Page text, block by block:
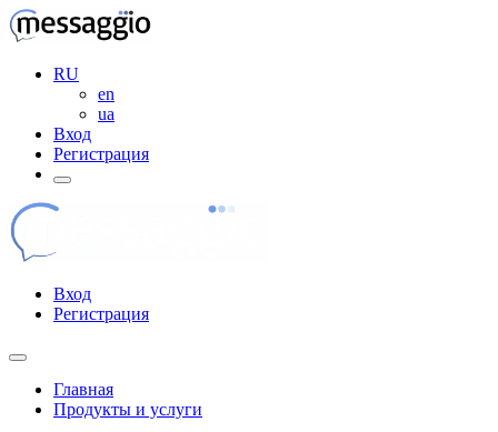
RU
en
ua
Вход
Регистрация
Вход
Регистрация
Главная
Продукты и услуги